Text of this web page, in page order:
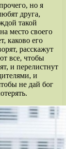
но я
друга,
такой
место своего
каково его
расскажут
все, чтобы
и перелистнут
и
не дай бог